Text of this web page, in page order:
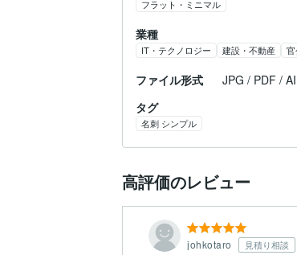
フラット・ミニマル
業種
IT・テクノロジー 建設・不動産
ファイル形式
JPG / PDF / AI
タグ
名刺 シンプル
高評価のレビュー
johkotaro 見積り相談